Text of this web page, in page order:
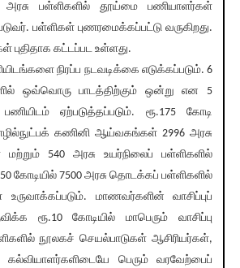
அரசு பள்ளிகளில் தூய்மை பணியாளர்கள்
பள்ளிகள் புணரமைக்கப்பட்டு வருகிறது.
புதிதாக கட்டப்பட உள்ளது.
நிரப்ப நடவடிக்கை எடுக்கப்படும். 6
ஒவ்வொரு பாடத்திற்கும் ஒன்று என 5
பணியிடம் ஏற்படுத்தப்படும். ரூ.175 கோடி
கணினி ஆய்வகங்கள் 2996 அரசு
மற்றும் 540 அரசு உயர்நிலைப் பள்ளிகளில்
கோடியில் 7500 அரசு தொடக்கப் பள்ளிகளில்
மாணவர்களின் வாசிப்புப்
ரூ.10 கோடியில் மாபெரும் வாசிப்பு
நூலகச் செயல்பாடுகள் ஆசிரியர்கள்,
பெரும் வரவேற்பைப்